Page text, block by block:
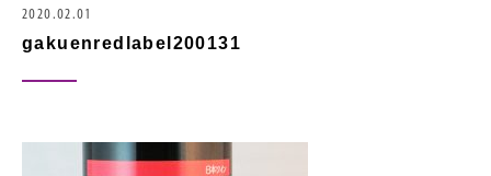
2020.02.01
gakuenredlabel200131